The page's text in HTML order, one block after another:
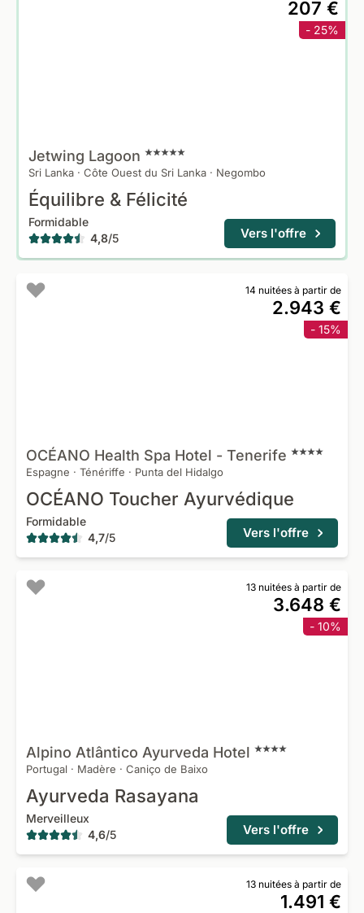
207 €
- 25%
Jetwing Lagoon
Sri Lanka · Côte Ouest du Sri Lanka · Negombo
Équilibre & Félicité
Formidable
4,8/5 Vers l'offre
14 nuitées à partir de
2.943 €
- 15%
OCÉANO Health Spa Hotel - Tenerife
Espagne · Ténériffe · Punta del Hidalgo
OCÉANO Toucher Ayurvédique
Formidable
4,7/5 Vers l'offre
13 nuitées à partir de
3.648 €
- 10%
Alpino Atlântico Ayurveda Hotel
Portugal · Madère · Caniço de Baixo
Ayurveda Rasayana
Merveilleux
4,6/5 Vers l'offre
13 nuitées à partir de
1.491 €